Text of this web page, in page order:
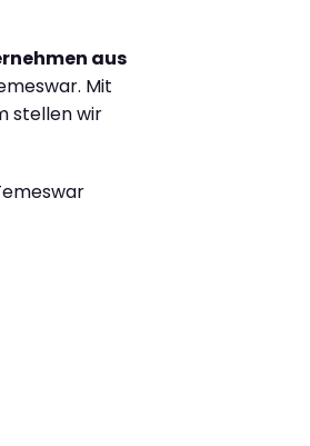
aus
Mit
stellen wir